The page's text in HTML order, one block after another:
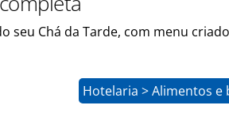
seu Chá da Tarde, com menu
Hotelaria > Alimentos e